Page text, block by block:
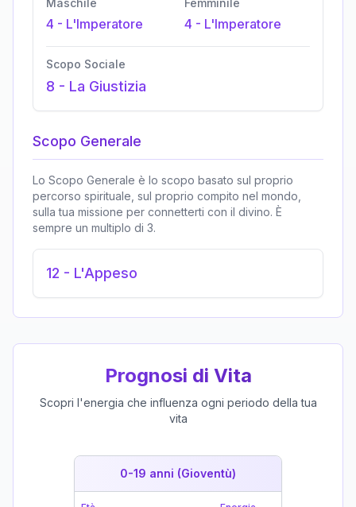
Maschile
4 - L'Imperatore
Femminile
4 - L'Imperatore
Scopo Sociale
8 - La Giustizia
Scopo Generale
Lo Scopo Generale è lo scopo basato sul proprio
percorso spirituale, sul proprio compito nel mondo,
sulla tua missione per connetterti con il divino. È
sempre un multiplo di 3.
12 - L'Appeso
Prognosi di Vita
Scopri l'energia che influenza ogni periodo della tua
vita
0-19 anni (Gioventù)